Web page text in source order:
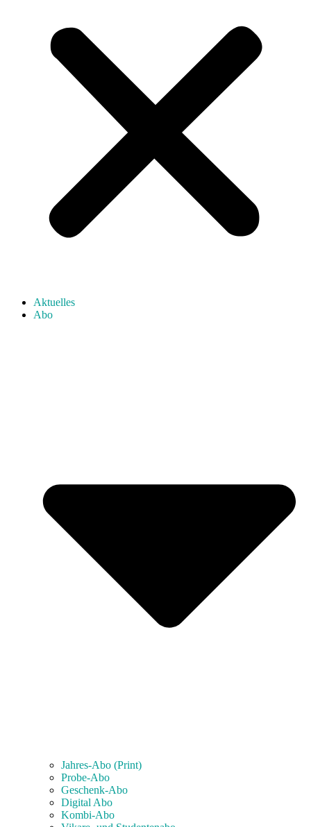
Aktuelles
Abo
Jahres-Abo (Print)
Probe-Abo
Geschenk-Abo
Digital Abo
Kombi-Abo